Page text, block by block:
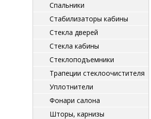
Спальники
Стабилизаторы кабины
Стекла дверей
Стекла кабины
Стеклоподъемники
Трапеции стеклоочистителя
Уплотнители
Фонари салона
Шторы, карнизы